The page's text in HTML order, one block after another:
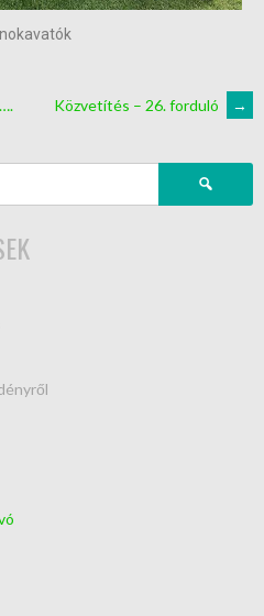
Közvetítés – 26. forduló →